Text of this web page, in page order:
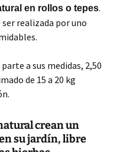
en rollos o tepes.
realizada por uno
a sus medidas, 2,50
de 15 a 20 kg
crean un
su jardín, libre